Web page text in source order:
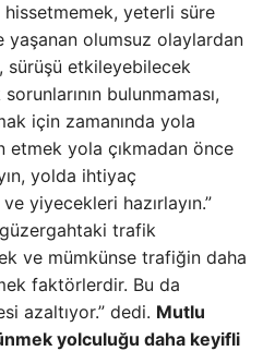
hissetmemek, yeterli süre
yaşanan olumsuz olaylardan
sürüşü etkileyebilecek
bulunmaması,
için zamanında yola
etmek yola çıkmadan önce
yolda ihtiyaç
yiyecekleri hazırlayın.”
trafik
ve mümkünse trafiğin daha
faktörlerdir. Bu da
azaltıyor.” dedi. Mutlu
yolculuğu daha keyifli